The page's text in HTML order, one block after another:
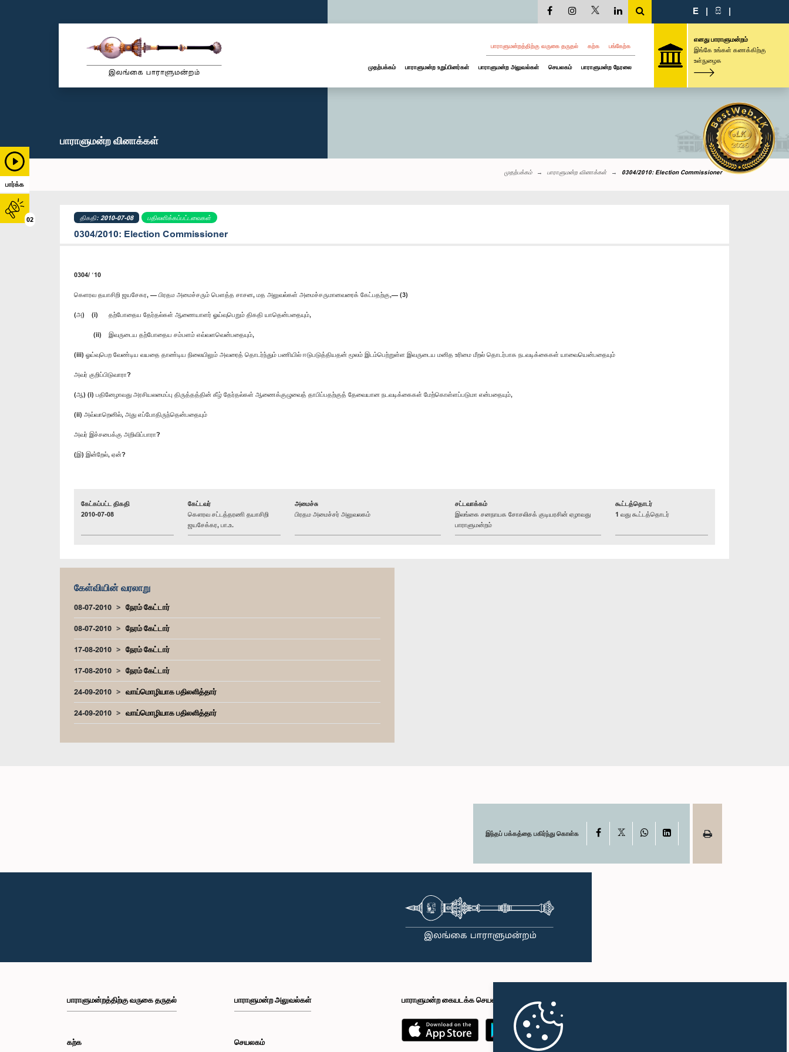
பார்க்க
02
E | සි |
பாராளுமன்றத்திற்கு வருகை தருதல் கற்க பங்கேற்க
முதற்பக்கம் பாராளுமன்ற உறுப்பினர்கள் பாராளுமன்ற அலுவல்கள் செயலகம் பாராளுமன்ற நேரலை
எனது பாராளுமன்றம்
இங்கே உங்கள் கணக்கிற்கு
உள்நுழைக
பாராளுமன்ற வினாக்கள்
முதற்பக்கம் பாராளுமன்ற வினாக்கள் 0304/2010: Election Commissioner
திகதி: 2010-07-08 பதிலளிக்கப்பட்டவைகள்
0304/2010: Election Commissioner
0304/ ‘10
கெளரவ தயாசிறி ஜயசேகர, — பிரதம அமைச்சரும் பெளத்த சாசன, மத அலுவல்கள் அமைச்சருமானவரைக் கேட்பதற்கு,— (3)
(அ) (i) தற்போதைய தேர்தல்கள் ஆணையாளர் ஓய்வுபெறும் திகதி யாதென்பதையும்,
(ii) இவருடைய தற்போதைய சம்பளம் எவ்வளவென்பதையும்,
(iii) ஓய்வுபெற வேண்டிய வயதை தாண்டிய நிலையிலும் அவரைத் தொடர்ந்தும் பணியில் ஈடுபடுத்தியதன் மூலம் இடம்பெற்றுள்ள இவருடைய மனித உரிமை மீறல் தொடர்பாக நடவடிக்கைகள் யாவையென்பதையும்
அவர் குறிப்பிடுவாரா?
(ஆ) (i) பதினேழாவது அரசியலமைப்பு திருத்தத்தின் கீழ் தேர்தல்கள் ஆணைக்குழுவைத் தாபிப்பதற்குத் தேவையான நடவடிக்கைகள் மேற்கொள்ளப்படுமா என்பதையும்,
(ii) அவ்வாறெனில், அது எப்போதிருந்தென்பதையும்
அவர் இச்சபைக்கு அறிவிப்பாரா?
(இ) இன்றேல், ஏன்?
கேட்கப்பட்ட திகதி
2010-07-08
கேட்டவர்
கௌரவ சட்டத்தரணி தயாசிறி
ஜயசேக்கர, பா.உ.
அமைச்சு
பிரதம அமைச்சர் அலுவலகம்
சட்டவாக்கம்
இலங்கை சனநாயக சோசலிசக் குடியரசின் ஏழாவது
பாராளுமன்றம்
கூட்டத்தொடர்
1 வது கூட்டத்தொடர்
கேள்வியின் வரலாறு
08-07-2010
நேரம் கேட்டார்
08-07-2010
நேரம் கேட்டார்
17-08-2010
நேரம் கேட்டார்
17-08-2010
நேரம் கேட்டார்
24-09-2010
வாய்மொழியாக பதிலளித்தார்
24-09-2010
வாய்மொழியாக பதிலளித்தார்
இந்தப் பக்கத்தை பகிர்ந்து கொள்க Facebook WhatsAppLinkedIn
பாராளுமன்றத்திற்கு வருகை தருதல்
கற்க
பாராளுமன்ற அலுவல்கள்
செயலகம்
பாராளுமன்ற கையடக்க செயலி